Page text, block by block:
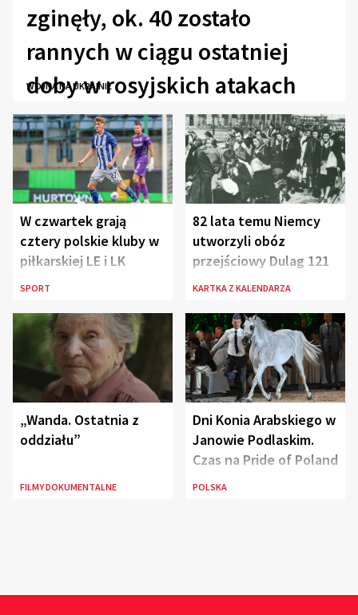
zginęły, ok. 40 zostało
rannych w ciągu ostatniej
doby w rosyjskich atakach
WOJNA NA UKRAINIE
W czwartek grają
cztery polskie kluby w
piłkarskiej LE i LK
SPORT
82 lata temu Niemcy
utworzyli obóz
przejściowy Dulag 121
KARTKA Z KALENDARZA
„Wanda. Ostatnia z
oddziału”
FILMY DOKUMENTALNE
Dni Konia Arabskiego w
Janowie Podlaskim.
Czas na Pride of Poland
POLSKA